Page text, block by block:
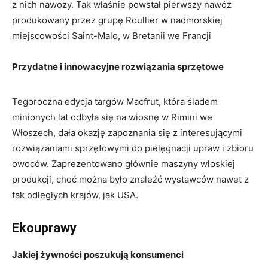
z nich nawozy. Tak właśnie powstał pierwszy nawóz
produkowany przez grupę Roullier w nadmorskiej
miejscowości Saint-Malo, w Bretanii we Francji
Przydatne i innowacyjne rozwiązania sprzętowe
Tegoroczna edycja targów Macfrut, która śladem
minionych lat odbyła się na wiosnę w Rimini we
Włoszech, dała okazję zapoznania się z interesującymi
rozwiązaniami sprzętowymi do pielęgnacji upraw i zbioru
owoców. Zaprezentowano głównie maszyny włoskiej
produkcji, choć można było znaleźć wystawców nawet z
tak odległych krajów, jak USA.
Ekouprawy
Jakiej żywności poszukują konsumenci